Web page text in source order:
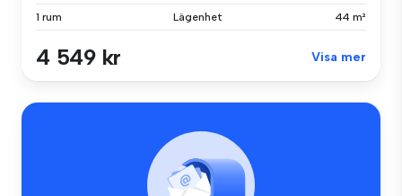
1 rum Lägenhet 44 m²
4 549 kr Visa mer